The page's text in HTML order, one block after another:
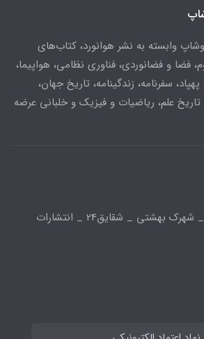
وابسته به نشر هوانورد، کتاب‌های
فضا و فضانوردی، فناوری نظامی، هواپیما،
سفرنامه، زندگینامه، تاریخ جهان،
تاریخ علم، ریاضیات و فیزیک و خلبانی عرضه
اتوبان بابایی _ شهرک بهشتی _ شقایق24 _ انتشارات